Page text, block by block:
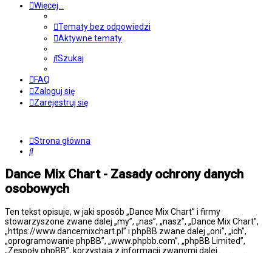
Więcej…
Tematy bez odpowiedzi
Aktywne tematy
Szukaj
FAQ
Zaloguj się
Zarejestruj się
Strona główna
Szukaj
Dance Mix Chart - Zasady ochrony danych
osobowych
Ten tekst opisuje, w jaki sposób „Dance Mix Chart” i firmy
stowarzyszone zwane dalej „my”, „nas”, „nasz”, „Dance Mix Chart”,
„https://www.dancemixchart.pl” i phpBB zwane dalej „oni”, „ich”,
„oprogramowanie phpBB”, „www.phpbb.com”, „phpBB Limited”,
„Zespoły phpBB”, korzystają z informacji zwanymi dalej